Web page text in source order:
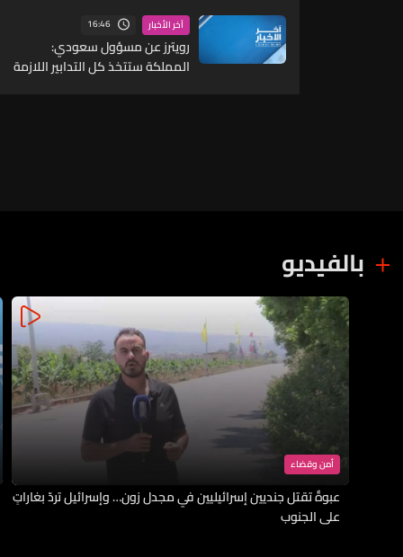
يشمل البنية التحتية للطاقة
والموانئ والمطارات
آخر الأخبار 16:46
رويترز عن مسؤول سعودي:
المملكة ستتخذ كل التدابير اللازمة
بالفيديو
أمن وقضاء
عبوةٌ تقتل جنديين إسرائيليين في مجدل زون… وإسرائيل تردّ بغاراتٍ
على الجنوب